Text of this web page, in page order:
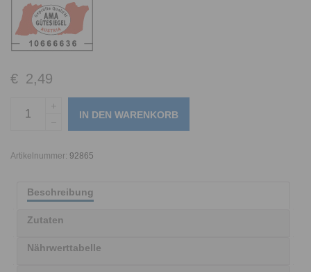
€ 2,49
IN DEN WARENKORB
Artikelnummer: 92865
Beschreibung
Zutaten
Nährwerttabelle